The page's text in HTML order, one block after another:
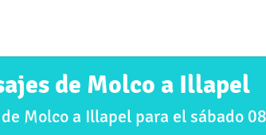
de Molco a Illapel
Molco a Illapel para el sábado